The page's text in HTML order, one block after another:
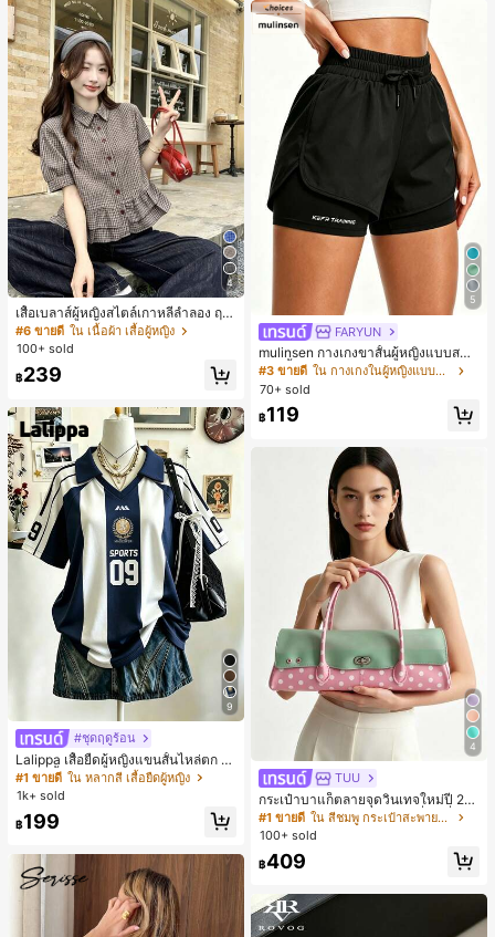
4
เสื้อเบลาส์ผู้หญิงสไตล์เกาหลีลำลอง ฤดู
ใบไม้ผลิ/ฤดูร้อนใหม่ ชายระบาย ชิคแล
ะหรูหรา
#6 ขายดี ใน เนื้อผ้า เสื้อผู้หญิง
100+ sold
฿239
9
#ชุดฤดูร้อน
Lalippa เสื้อยืดผู้หญิงแขนสั้นไหล่ตก ค
อวีปกเสื้อ ลายพิมพ์ดิจิทัลลายทาง สไตล์
สปอร์ตแฟชั่นมินิมอล ของขวัญสำหรับเ
#1 ขายดี ใน หลากสี เสื้อยืดผู้หญิง
1k+ sold
฿199
5
FARYUN
mulinsen กางเกงขาสั้นผู้หญิงแบบสบา
ยๆ สีพื้น หลวม อเนกประสงค์ กางเกงขา
สั้นกีฬา 2-In-1 สำหรับวิ่ง ฟิตเนส และก
ารฝึกซ้อมกีฬาในฤดูร้อน
#3 ขายดี
ใน กางเกงในผู้หญิงแบบแอคทีฟ
70+ sold
฿119
4
TUU
กระเป๋าบาแก็ตลายจุดวินเทจใหม่ปี 20
26 สำหรับผู้หญิง กระเป๋าเจลลี่แฟชั่นสไ
ตล์หวาน ความจุขนาดใหญ่ กระเป๋าสะ
#1 ขายดี
ใน สีชมพู กระเป๋าสะพายผู้หญิง
100+ sold
฿409